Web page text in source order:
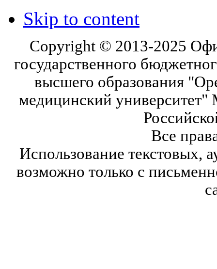
Skip to content
Copyright © 2013-2025
государственного
высшего образования
медицинский университет"
Все
Использование текстовых,
возможно только с